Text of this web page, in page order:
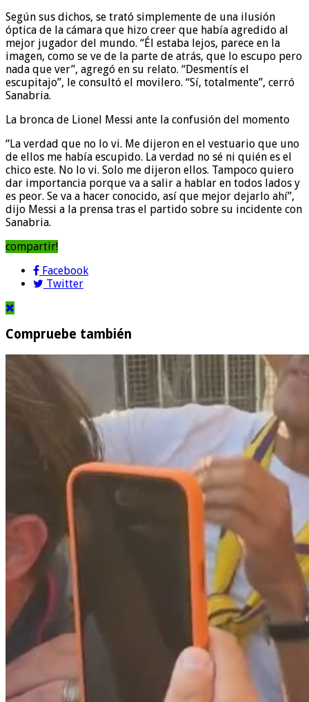
Según sus dichos, se trató simplemente de una ilusión
óptica de la cámara que hizo creer que había agredido al
mejor jugador del mundo. “Él estaba lejos, parece en la
imagen, como se ve de la parte de atrás, que lo escupo pero
nada que ver”, agregó en su relato. “Desmentís el
escupitajo”, le consultó el movilero. “Sí, totalmente”, cerró
Sanabria.
La bronca de Lionel Messi ante la confusión del momento
“La verdad que no lo vi. Me dijeron en el vestuario que uno
de ellos me había escupido. La verdad no sé ni quién es el
chico este. No lo vi. Solo me dijeron ellos. Tampoco quiero
dar importancia porque va a salir a hablar en todos lados y
es peor. Se va a hacer conocido, así que mejor dejarlo ahí”,
dijo Messi a la prensa tras el partido sobre su incidente con
Sanabria.
compartir!
Facebook
Twitter
Compruebe también